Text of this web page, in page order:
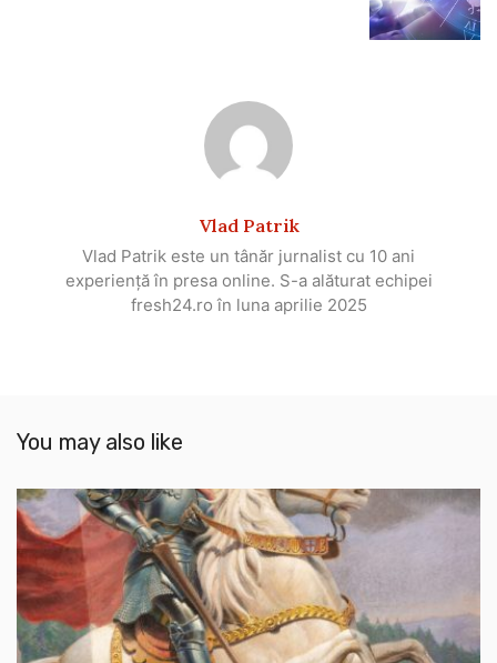
Vlad Patrik
Vlad Patrik este un tânăr jurnalist cu 10 ani
experiență în presa online. S-a alăturat echipei
fresh24.ro în luna aprilie 2025
You may also like